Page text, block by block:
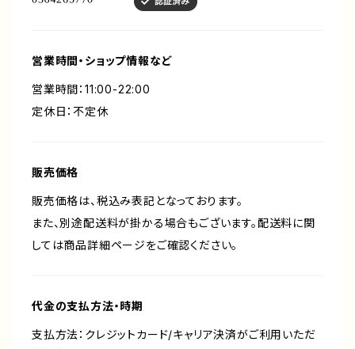
営業時間・ショップ情報など
営業時間：11:00-22:00
定休日：不定休
販売価格
販売価格は、税込み表記となっております。
また、別途配送料が掛かる場合もございます。配送料に関
しては商品詳細ページをご確認ください。
代金の支払方法・時期
支払方法：クレジットカード/キャリア決済がご利用いただ